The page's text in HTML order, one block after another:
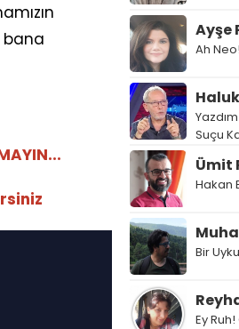
bana
Ayşe
Ah Neo!
Suçu
Ümit
Hakan
Bir
Ey